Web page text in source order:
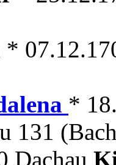
*
*
131
Dachau